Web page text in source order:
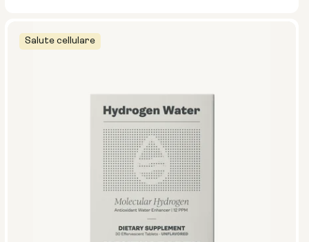
NMN 250 mg e Preservage NMN 500 mg e Preservage
Salute cellulare